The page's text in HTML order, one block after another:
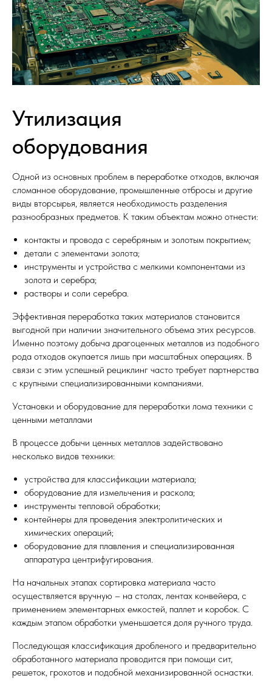
Утилизация
оборудования
Одной из основных проблем в переработке отходов, включая
сломанное оборудование, промышленные отбросы и другие
виды вторсырья, является необходимость разделения
разнообразных предметов. К таким объектам можно отнести:
контакты и провода с серебряным и золотым покрытием;
детали с элементами золота;
инструменты и устройства с мелкими компонентами из
золота и серебра;
растворы и соли серебра.
Эффективная переработка таких материалов становится
выгодной при наличии значительного объема этих ресурсов.
Именно поэтому добыча драгоценных металлов из подобного
рода отходов окупается лишь при масштабных операциях. В
связи с этим успешный рециклинг часто требует партнерства
с крупными специализированными компаниями.
Установки и оборудование для переработки лома техники с
ценными металлами
В процессе добычи ценных металлов задействовано
несколько видов техники:
устройства для классификации материала;
оборудование для измельчения и раскола;
инструменты тепловой обработки;
контейнеры для проведения электролитических и
химических операций;
оборудование для плавления и специализированная
аппаратура центрифугирования.
На начальных этапах сортировка материала часто
осуществляется вручную – на столах, лентах конвейера, с
применением элементарных емкостей, паллет и коробок. С
каждым этапом обработки уменьшается доля ручного труда.
Последующая классификация дробленого и предварительно
обработанного материала проводится при помощи сит,
решеток, грохотов и подобной механизированной оснастки.